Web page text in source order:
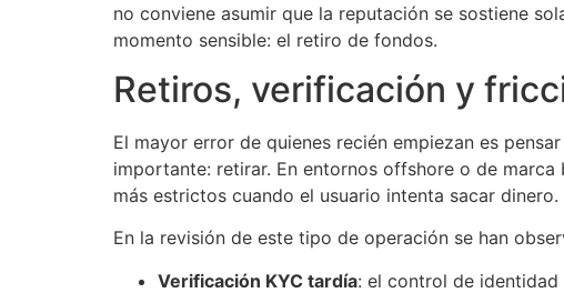
no conviene asumir que la reputación se sostiene
momento sensible: el retiro de fondos.
Retiros, verificación y
El mayor error de quienes recién empiezan es
importante: retirar. En entornos offshore o de
más estrictos cuando el usuario intenta sacar
En la revisión de este tipo de operación se han
Verificación KYC tardía: el control de identidad